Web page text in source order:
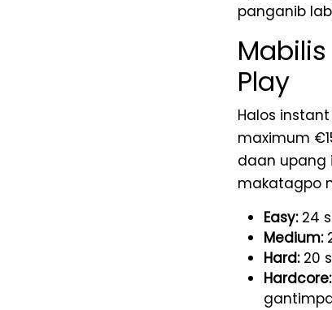
panganib
Play
Halos
maximum
daan upang
makatagpo
Easy:24
Medium:
Hard:20
Hardcore: